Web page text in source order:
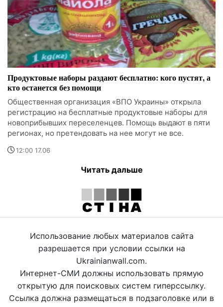
Продуктовые наборы раздают бесплатно: кого пустят, а
кто останется без помощи
Общественная организация «ВПО Украины» открыла
регистрацию на бесплатные продуктовые наборы для
новоприбывших переселенцев. Помощь выдают в пяти
регионах, но претендовать на нее могут не все.
12:00 17.06
Читать дальше
Использование любых материалов сайта
разрешается при условии ссылки на
Ukrainianwall.com.
Интернет-СМИ должны использовать прямую
открытую для поисковых систем гиперссылку.
Ссылка должна размещаться в подзаголовке или в